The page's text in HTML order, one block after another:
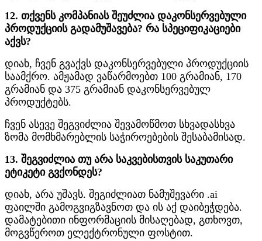
12. თქვენს კომპანიას შეუძლია დაკონსერვებული
პროდუქციის გადამუშავება? რა სპეციფიკაციები
აქვს?
დიახ, ჩვენ გვაქვს დაკონსერვებული პროდუქციის
საამქრო. ამჟამად ვაწარმოებთ 100 გრამიან, 170
გრამიან და 375 გრამიან დაკონსერვებულ
პროდუქტებს.
ჩვენ ასევე შეგვიძლია შევამოწმოთ სხვადასხვა
ზომა მომხმარებლის საჭიროებების შესაბამისად.
13. შეგვიძლია თუ არა საკვებისთვის საკუთარი
ეტიკეტი გვქონდეს?
დიახ, არა უშავს. შეგიძლიათ ნამუშევარი .ai
ფაილში გამოგვიგზავნოთ და ის აქ დაიბეჭდება.
დამატებითი ინფორმაციის მისაღებად, გთხოვთ,
მოგვწეროთ ელექტრონული ფოსტით.